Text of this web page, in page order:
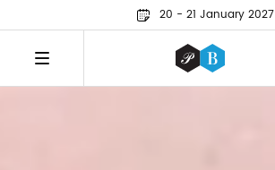
20 - 21 January 2027